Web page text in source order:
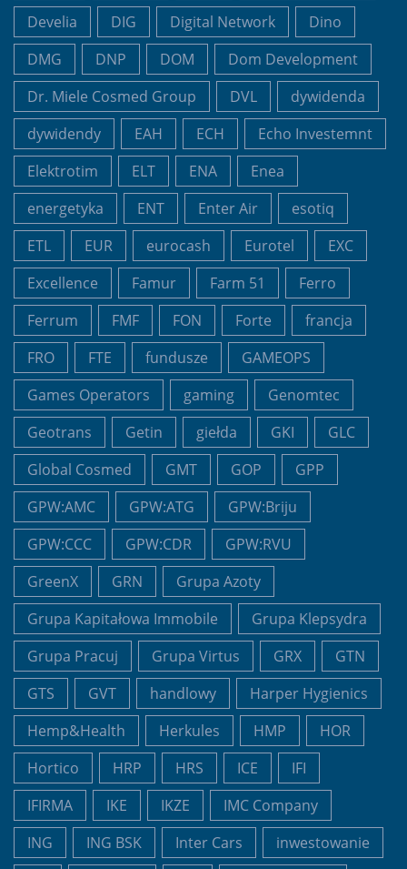
Develia
DIG Digital Network
Dino
DMG
DNP DOM
Dom Development
Dr. Miele Cosmed Group
DVL
dywidenda
dywidendy
EAH ECH
Echo Investemnt
Elektrotim
ELT ENA
Enea
energetyka
ENT Enter Air
esotiq
ETL
EUR eurocash Eurotel
EXC
Excellence
Famur Farm 51
Ferro
Ferrum
FMF FON Forte
francja
FRO
FTE fundusze
GAMEOPS
Games Operators
gaming
Genomtec
Geotrans
Getin giełda GKI
GLC
Global Cosmed
GMT GOP
GPP
GPW:AMC
GPW:ATG
GPW:Briju
GPW:CCC
GPW:CDR
GPW:RVU
GreenX
GRN
Grupa Azoty
Grupa Kapitałowa Immobile
Grupa Klepsydra
Grupa Pracuj
Grupa Virtus GRX
GTN
GTS
GVT handlowy
Harper Hygienics
Hemp&Health
Herkules HMP
HOR
Hortico
HRP HRS ICE
IFI
IFIRMA
IKE IKZE
IMC Company
ING
ING BSK Inter Cars
inwestowanie